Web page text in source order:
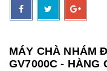
MÁY CHÀ NHÁM
GV7000C - HÀNG